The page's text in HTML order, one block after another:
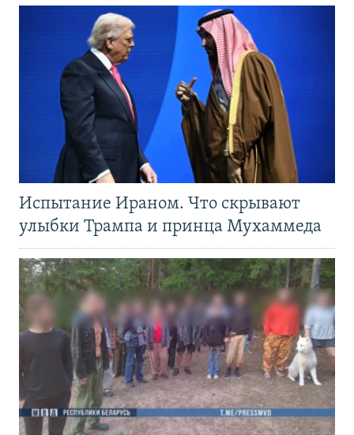
Испытание Ираном. Что скрывают
улыбки Трампа и принца Мухаммеда